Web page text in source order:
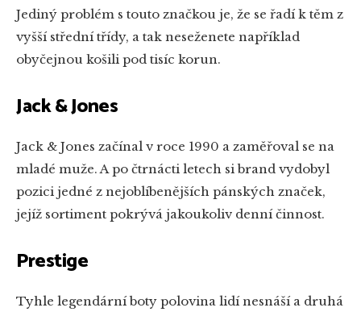
Jediný problém s touto značkou je, že se řadí k těm z
vyšší střední třídy, a tak neseženete například
obyčejnou košili pod tisíc korun.
Jack & Jones
Jack & Jones začínal v roce 1990 a zaměřoval se na
mladé muže. A po čtrnácti letech si brand vydobyl
pozici jedné z nejoblíbenějších pánských značek,
jejíž sortiment pokrývá jakoukoliv denní činnost.
Prestige
Tyhle legendární boty polovina lidí nesnáší a druhá